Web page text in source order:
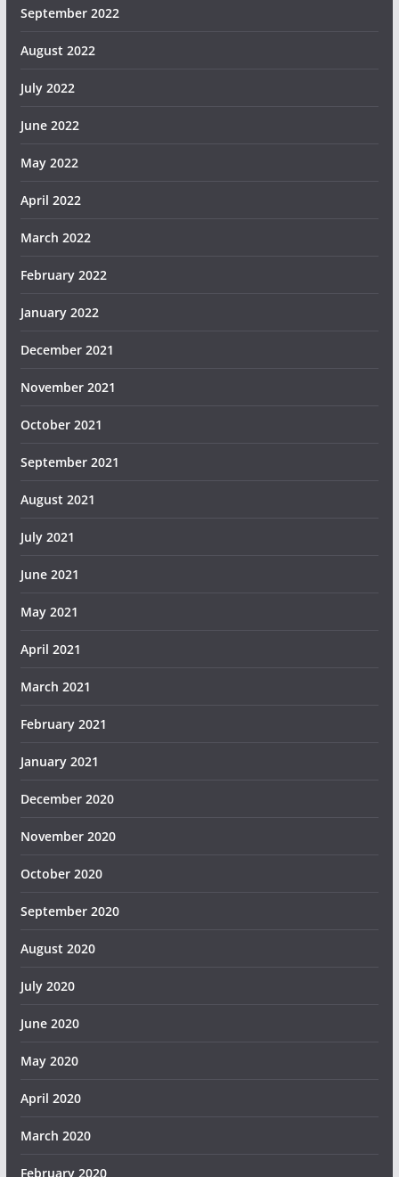
September 2022
August 2022
July 2022
June 2022
May 2022
April 2022
March 2022
February 2022
January 2022
December 2021
November 2021
October 2021
September 2021
August 2021
July 2021
June 2021
May 2021
April 2021
March 2021
February 2021
January 2021
December 2020
November 2020
October 2020
September 2020
August 2020
July 2020
June 2020
May 2020
April 2020
March 2020
February 2020